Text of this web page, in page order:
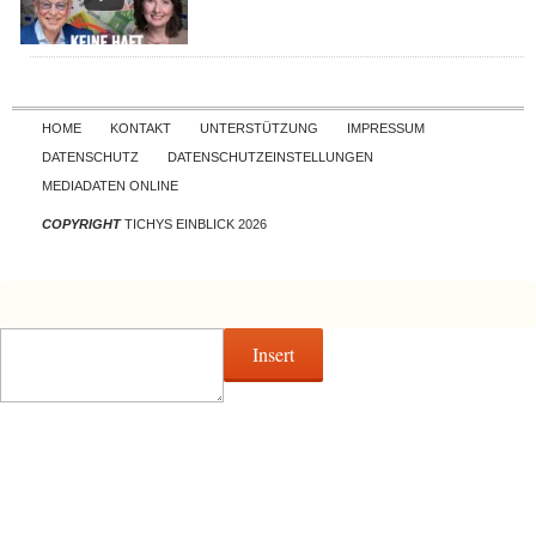
Skip to content
HOME KONTAKT UNTERSTÜTZUNG
IMPRESSUM
DATENSCHUTZ
DATENSCHUTZEINSTELLUNGEN
MEDIADATEN ONLINE
COPYRIGHTTICHYS EINBLICK 2026
Insert